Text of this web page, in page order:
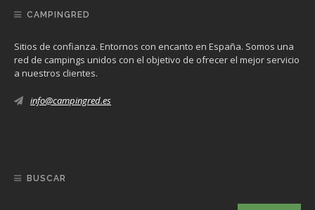
CAMPINGRED
Sitios de confianza. Entornos con encanto en España. Somos una
red de campings unidos con el objetivo de ofrecer el mejor servicio
a nuestros clientes.
info@campingred.es
BUSCAR